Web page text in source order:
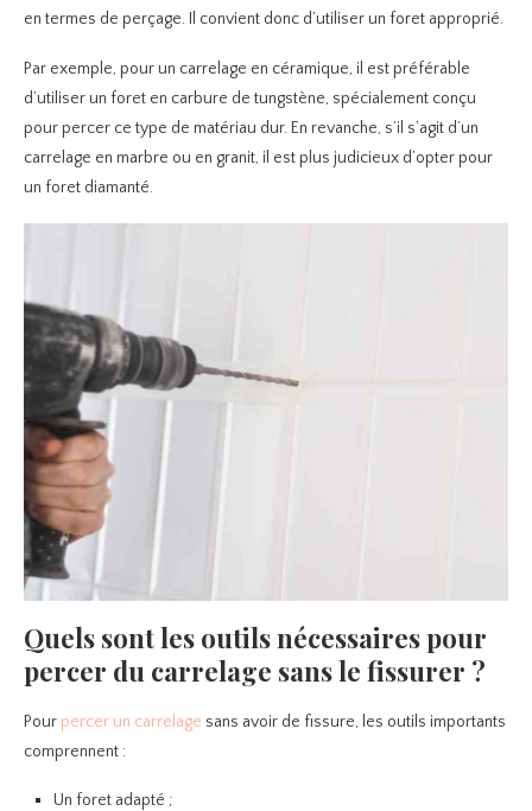
en termes de perçage. Il convient donc d’utiliser un foret approprié.
Par exemple, pour un carrelage en céramique, il est préférable
d’utiliser un foret en carbure de tungstène, spécialement conçu
pour percer ce type de matériau dur. En revanche, s’il s’agit d’un
carrelage en marbre ou en granit, il est plus judicieux d’opter pour
un foret diamanté.
Quels sont les outils nécessaires pour
percer du carrelage sans le fissurer ?
Pour percer un carrelage sans avoir de fissure, les outils importants
comprennent :
Un foret adapté ;